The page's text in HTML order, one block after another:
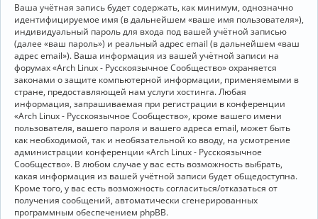
Ваша учётная запись будет содержать, как минимум, однозначно
идентифицируемое имя (в дальнейшем «ваше имя пользователя»),
индивидуальный пароль для входа под вашей учётной записью
(далее «ваш пароль») и реальный адрес email (в дальнейшем «ваш
адрес email»). Ваша информация из вашей учётной записи на
форумах «Arch Linux - Русскоязычное Сообщество» охраняется
законами о защите компьютерной информации, применяемыми в
стране, предоставляющей нам услуги хостинга. Любая
информация, запрашиваемая при регистрации в конференции
«Arch Linux - Русскоязычное Сообщество», кроме вашего имени
пользователя, вашего пароля и вашего адреса email, может быть
как необходимой, так и необязательной ко вводу, на усмотрение
администрации конференции «Arch Linux - Русскоязычное
Сообщество». В любом случае у вас есть возможность выбрать,
какая информация из вашей учётной записи будет общедоступна.
Кроме того, у вас есть возможность согласиться/отказаться от
получения сообщений, автоматически сгенерированных
программным обеспечением phpBB.